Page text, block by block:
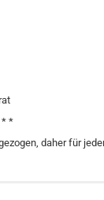
* *
daher für